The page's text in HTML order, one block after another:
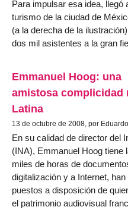
Para impulsar esa idea, llegó
turismo de la ciudad de
(a la derecha de la
dos mil asistentes a la gran
Emmanuel Hoog: una
amistosa complicidad
Latina
13 de octubre de 2008, por
En su calidad de director del
(INA), Emmanuel Hoog tiene
miles de horas de
digitalización y a Internet,
puestos a disposición de
el patrimonio audiovisual